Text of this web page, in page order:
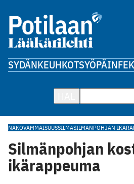
SYDÄNKEUHKOTSYÖPÄ
NÄKÖVAMMAISUUSSILMÄSILMÄNPOHJAN
Silmänpohjan
ikärappeuma